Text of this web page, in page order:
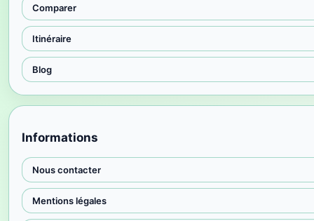
Comparer
Itinéraire
Blog
Informations
Nous contacter
Mentions légales